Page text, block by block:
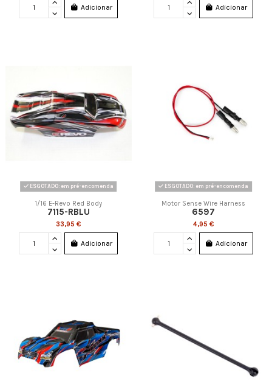
Adicionar Adicionar
ESGOTADO: em pré-encomenda
1/16 E-Revo Red Body
7115-RBLU
33,95 €
Adicionar
ESGOTADO: em pré-encomenda
Motor Sense Wire Harness
6597
4,95 €
Adicionar